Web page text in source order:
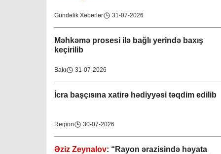
Gündəlik Xəbərlər 31-07-2026
Məhkəmə prosesi ilə bağlı yerində baxış
keçirilib
Bakı 31-07-2026
İcra başçısına xatirə hədiyyəsi təqdim edilib
Region 30-07-2026
Əziz Zeynalov: “Rayon ərazisində həyata